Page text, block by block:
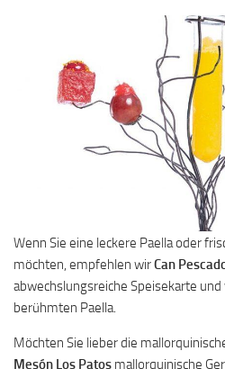
Wenn Sie eine leckere Paella oder
möchten, empfehlen wirCan
abwechslungsreiche Speisekarte
berühmten Paella.
Möchten Sie lieber die
Mesón Los Patos mallorquinische